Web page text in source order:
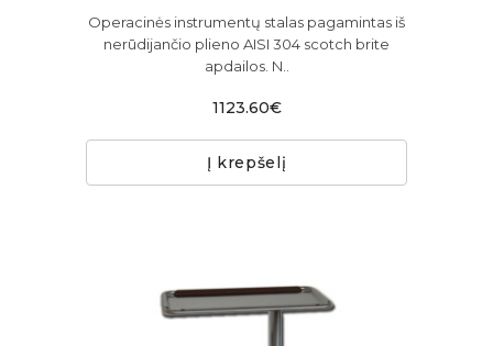
Operacinės instrumentų stalas pagamintas iš
nerūdijančio plieno AISI 304 scotch brite
apdailos. N..
1123.60€
Į krepšelį